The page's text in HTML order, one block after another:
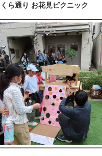
ら通り お花見ピクニック